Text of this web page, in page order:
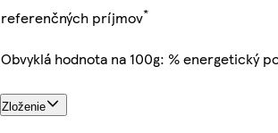
referenčných príjmov*
Obvyklá hodnota na 100g: % energetický
Zloženie